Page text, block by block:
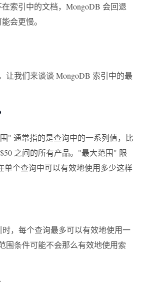
在索引中的文档，MongoDB 会回退
会更慢。
让我们来谈谈 MongoDB 索引中的最
" 通常指的是查询中的一系列值，比
之间的所有产品。"最大范围" 限
单个查询中可以有效地使用多少这样
，每个查询最多可以有效地使用一
围条件可能不会那么有效地使用索